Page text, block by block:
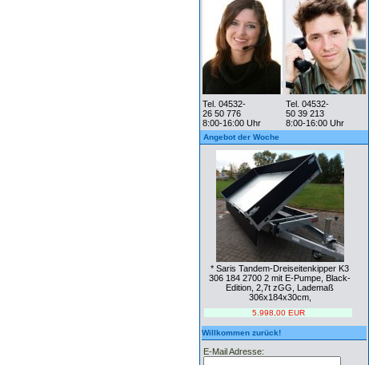
Tel. 04532-
26 50 776
8:00-16:00 Uhr
Tel. 04532-
50 39 213
8:00-16:00 Uhr
Angebot der Woche
* Saris Tandem-Dreiseitenkipper K3
306 184 2700 2 mit E-Pumpe, Black-
Edition, 2,7t zGG, Lademaß
306x184x30cm,
5.998,00 EUR
Willkommen zurück!
E-Mail Adresse: